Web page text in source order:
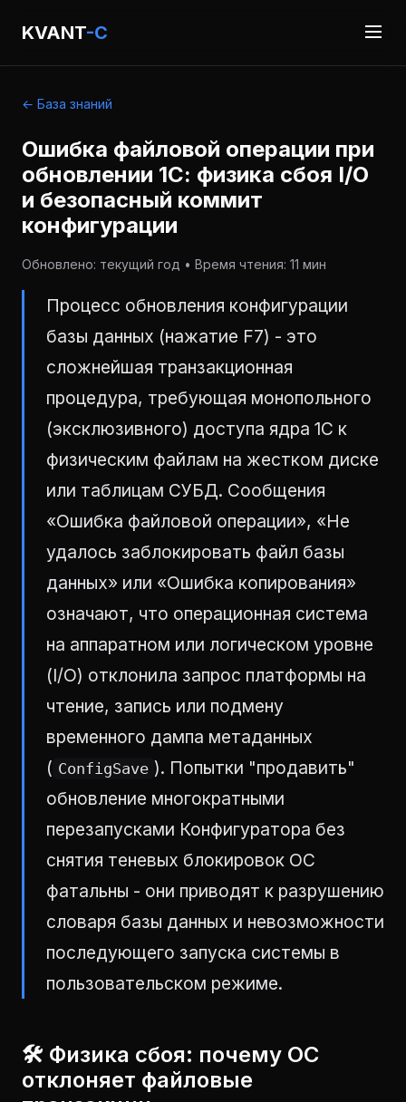
KVANT-C
← База знаний
Ошибка файловой операции при
обновлении 1С: физика сбоя I/O
и безопасный коммит
конфигурации
Обновлено: текущий год • Время чтения: 11 мин
Процесс обновления конфигурации
базы данных (нажатие F7) - это
сложнейшая транзакционная
процедура, требующая монопольного
(эксклюзивного) доступа ядра 1С к
физическим файлам на жестком диске
или таблицам СУБД. Сообщения
«Ошибка файловой операции», «Не
удалось заблокировать файл базы
данных» или «Ошибка копирования»
означают, что операционная система
на аппаратном или логическом уровне
(I/O) отклонила запрос платформы на
чтение, запись или подмену
временного дампа метаданных
( ConfigSave ). Попытки "продавить"
обновление многократными
перезапусками Конфигуратора без
снятия теневых блокировок ОС
фатальны - они приводят к разрушению
словаря базы данных и невозможности
последующего запуска системы в
пользовательском режиме.
🛠 Физика сбоя: почему ОС
отклоняет файловые